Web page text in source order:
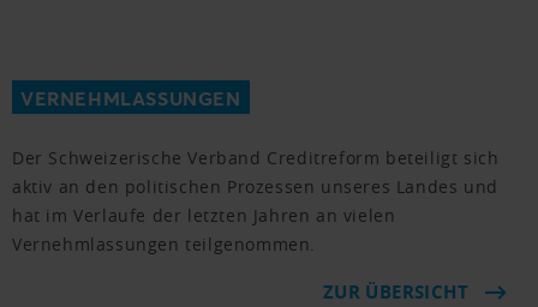
VERNEHMLASSUNGEN
Der Schweizerische Verband Creditreform beteiligt sich
aktiv an den politischen Prozessen unseres Landes und
hat im Verlaufe der letzten Jahren an vielen
Vernehmlassungen teilgenommen.
ZUR ÜBERSICHT